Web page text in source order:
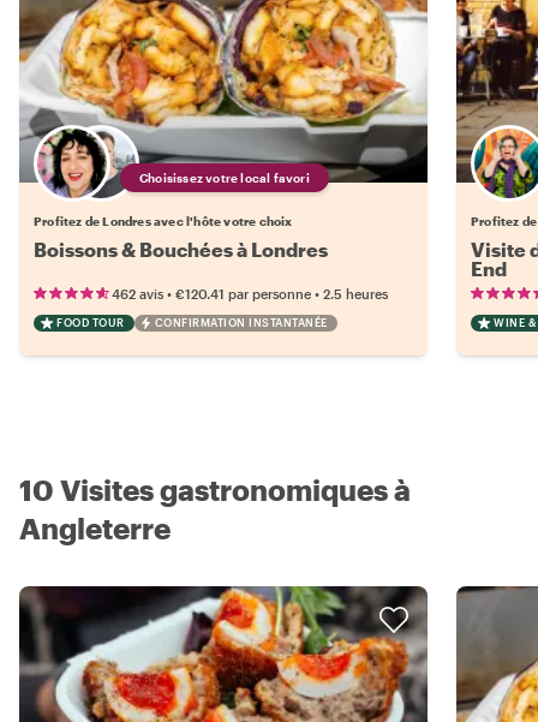
Choisissez votre local favori
Profitez de Londres avec l'hôte votre choix
Boissons & Bouchées à Londres
462 avis • €120.41 par personne • 2.5 heures
FOOD TOUR CONFIRMATION INSTANTANÉE
Profitez
Visite
End
WINE &
10 Visites gastronomiques à
Angleterre